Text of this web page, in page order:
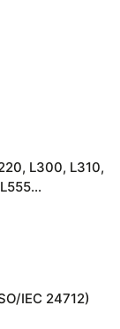
L300, L310,
IEC 24712)